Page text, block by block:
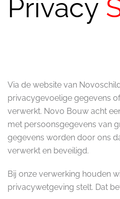
Privacy
Via de website van
privacygevoelige gegevens
verwerkt. Novo Bouw acht
met persoonsgegevens van
gegevens worden door ons
verwerkt en beveiligd.
Bij onze verwerking houden
privacywetgeving stelt. Dat